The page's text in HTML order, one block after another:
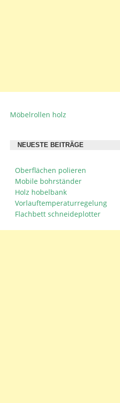
BEITRAGSNAVIGATION
Möbelrollen holz
NEUESTE BEITRÄGE
Oberflächen polieren
Mobile bohrständer
Holz hobelbank
Vorlauftemperaturregelung
Flachbett schneideplotter